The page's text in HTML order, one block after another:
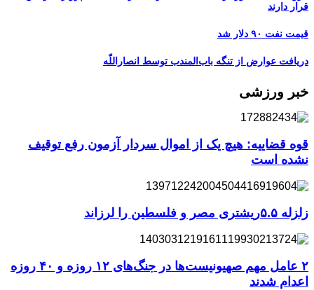
قرار دارند
قیمت نفت ۹۰ دلار شد
دریافت عوارض از تنگه باب‌المندب توسط انصاراللّه
خبر ورزشی
قوه قضاییه: هیچ یک از اموال سردار آزمون رفع توقیف
نشده است
زلزله ۵.۵ریشتری مصر و فلسطین را لرزاند
۲ عامل مهم صهیونیست‌ها در جنگ‌های ۱۲ روزه و ۴۰ روزه
اعدام شدند